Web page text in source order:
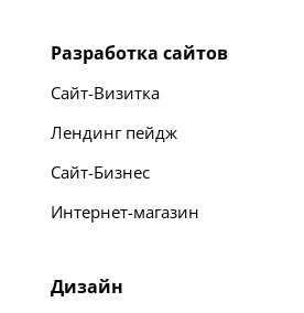
Разработка сайтов
Сайт-Визитка
Лендинг пейдж
Сайт-Бизнес
Интернет-магазин
Дизайн